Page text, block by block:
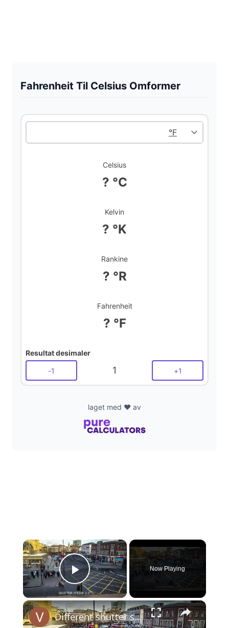
Fahrenheit Til Celsius Omformer
Celsius
? °C
Kelvin
? °K
Rankine
? °R
Fahrenheit
? °F
Resultat desimaler
-1 1 +1
laget med ❤️ av
×
Play Video
Now Playing
×
Different shutter speed values